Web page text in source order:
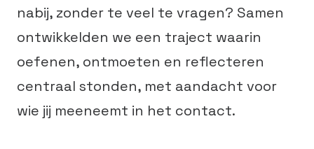
nabij, zonder te veel te vragen? Samen
ontwikkelden we een traject waarin
oefenen, ontmoeten en reflecteren
centraal stonden, met aandacht voor
wie jij meeneemt in het contact.